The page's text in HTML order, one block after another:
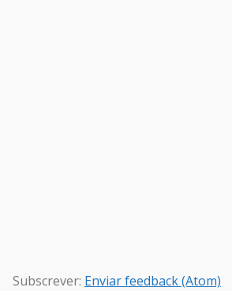
Subscrever: Enviar feedback (Atom)